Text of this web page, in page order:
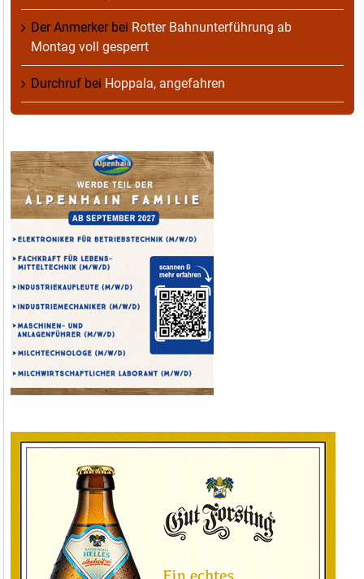
Der Anmerkerbei Rotter Bahnunterführung ab
Montag voll gesperrt
Durchruf bei Hoppala, angefahren